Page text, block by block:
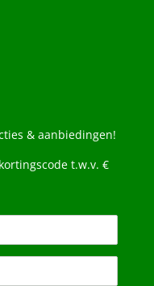
& aanbiedingen!
t.w.v. €